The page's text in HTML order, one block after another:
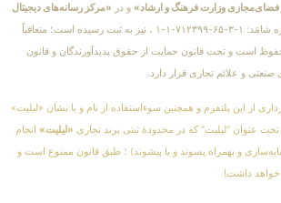
فضای‌مجازی وزارت فرهنگ و ارشاد» و در «مرکز رسانه‌های دیجیتال
بشماره شامَد: ۱-۳-۶۵-۷۱۲۳۹۹-۱-۱ ، نیز به ثبت رسیده است؛ متعاقباً
است و تحت قانون حمایت از حقوق پدیدآورندگان و قانون
و علائم تجاری قرار دارد.
از این پلتفرم و همچنین سوءاستفاده از نام و یا نشان «لیلیت»
تحت عنوان “لیلیت” که در محدودهٔ ثبتی برند تجاری «لیلیت» انجام
و بهمراه پسوند و یا پیشوند) ؛ طبق قانون ممنوع است و
خواهد داشت!